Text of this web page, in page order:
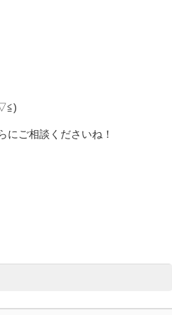
ご相談くださいね！